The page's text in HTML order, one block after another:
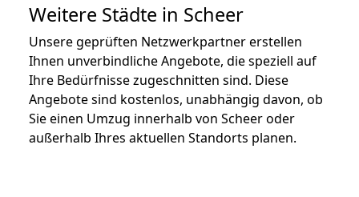
Weitere Städte in Scheer
Unsere geprüften Netzwerkpartner erstellen
Ihnen unverbindliche Angebote, die speziell auf
Ihre Bedürfnisse zugeschnitten sind. Diese
Angebote sind kostenlos, unabhängig davon, ob
Sie einen Umzug innerhalb von Scheer oder
außerhalb Ihres aktuellen Standorts planen.